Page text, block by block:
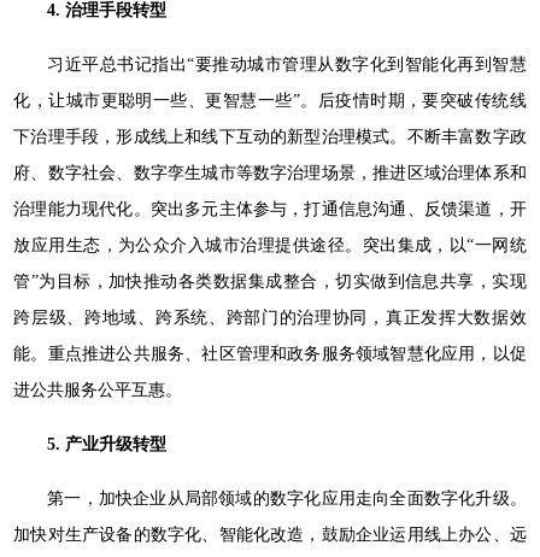
4. 治理手段转型
习近平总书记指出“要推动城市管理从数字化到智能化再到智慧
化，让城市更聪明一些、更智慧一些”。后疫情时期，要突破传统线
下治理手段，形成线上和线下互动的新型治理模式。不断丰富数字政
府、数字社会、数字孪生城市等数字治理场景，推进区域治理体系和
治理能力现代化。突出多元主体参与，打通信息沟通、反馈渠道，开
放应用生态，为公众介入城市治理提供途径。突出集成，以“一网统
管”为目标，加快推动各类数据集成整合，切实做到信息共享，实现
跨层级、跨地域、跨系统、跨部门的治理协同，真正发挥大数据效
能。重点推进公共服务、社区管理和政务服务领域智慧化应用，以促
进公共服务公平互惠。
5. 产业升级转型
第一，加快企业从局部领域的数字化应用走向全面数字化升级。
加快对生产设备的数字化、智能化改造，鼓励企业运用线上办公、远